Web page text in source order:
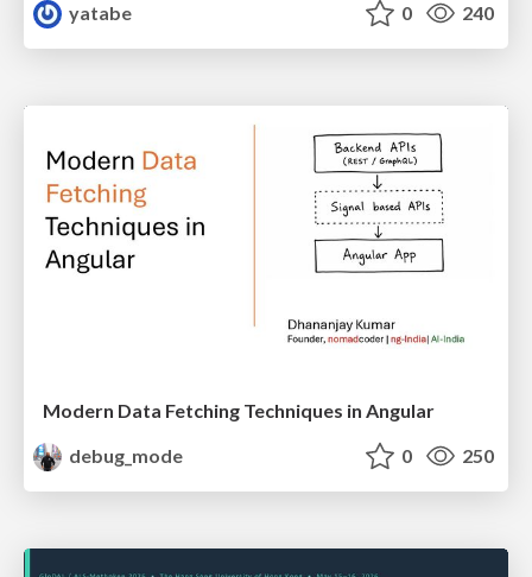
yatabe
0 240
Modern Data Fetching Techniques in Angular
debug_mode
0 250